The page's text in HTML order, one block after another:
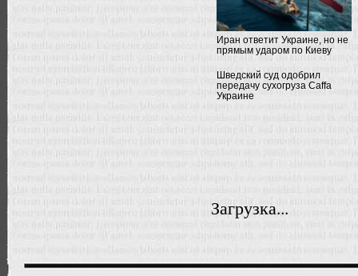
Иран ответит Украине, но не
прямым ударом по Киеву
Шведский суд одобрил
передачу сухогруза Caffa
Украине
Загрузка...